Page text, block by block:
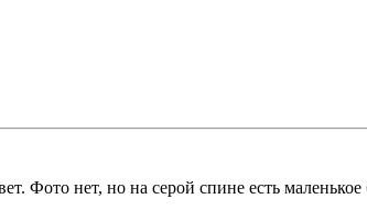
Фото нет, но на серой спине есть